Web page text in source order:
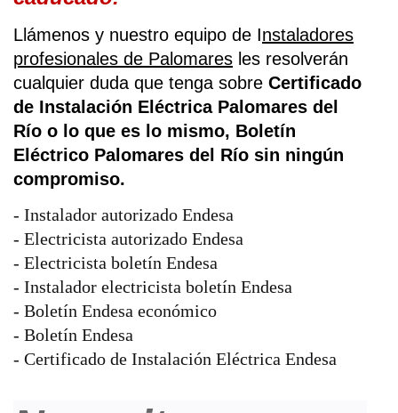
Llámenos y nuestro equipo de Instaladores
profesionales de Palomares les resolverán
cualquier duda que tenga sobre Certificado
de Instalación Eléctrica Palomares del
Río o lo que es lo mismo, Boletín
Eléctrico Palomares del Río sin ningún
compromiso.
- Instalador autorizado Endesa
- Electricista autorizado Endesa
- Electricista boletín Endesa
- Instalador electricista boletín Endesa
- Boletín Endesa económico
- Boletín Endesa
- Certificado de Instalación Eléctrica Endesa